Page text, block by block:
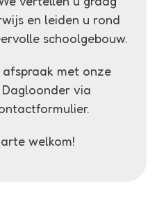
en leiden u rond
schoolgebouw.
met onze
via
welkom!